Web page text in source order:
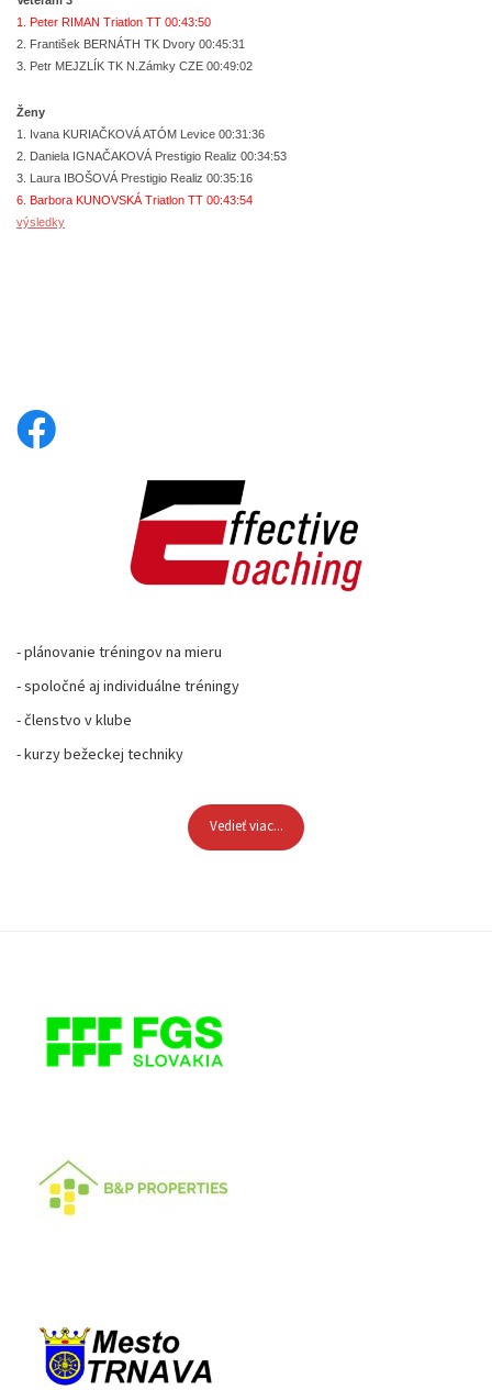
1. Peter RIMAN Triatlon TT 00:43:50
2. František BERNÁTH TK Dvory 00:45:31
3. Petr MEJZLÍK TK N.Zámky CZE 00:49:02
Ženy
1. Ivana KURIAČKOVÁ ATÓM Levice 00:31:36
2. Daniela IGNAČAKOVÁ Prestigio Realiz 00:34:53
3. Laura IBOŠOVÁ Prestigio Realiz 00:35:16
6. Barbora KUNOVSKÁ Triatlon TT 00:43:54
výsledky
- plánovanie tréningov na mieru
- spoločné aj individuálne tréningy
- členstvo v klube
- kurzy bežeckej techniky
Vedieť viac...